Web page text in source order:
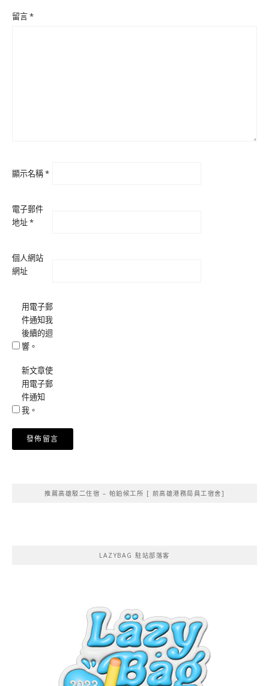
留言*
顯示名稱*
電子郵件
地址*
個人網站
網址
用電子郵
件通知我
後續的迴
響。
新文章使
用電子郵
件通知
我。
推薦高雄駁二住宿 – 帕鉑候工所 [ 前高雄港務局員工宿舍]
LAZYBAG 駐站部落客